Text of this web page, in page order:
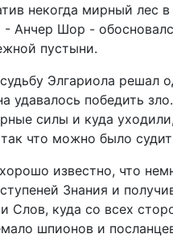
некогда мирный лес
Анчер Шор -
пустыни.
Элгариола решал
удавалось победить
силы и куда
так что можно было
известно, что
Знания и
Слов, куда со всех
шпионов и